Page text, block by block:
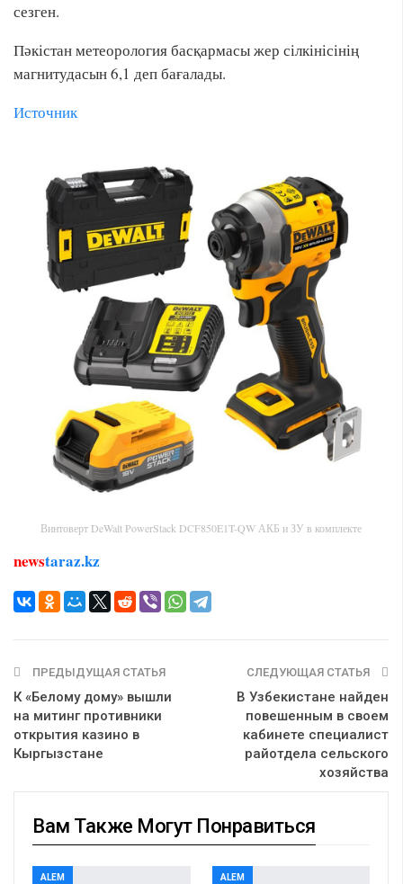
сезген.
Пәкістан метеорология басқармасы жер сілкінісінің
магнитудасын 6,1 деп бағалады.
Источник
Винтоверт DeWalt PowerStack DCF850E1T-QW АКБ и ЗУ в комплекте
newstaraz.kz
ПРЕДЫДУЩАЯ СТАТЬЯ
К «Белому дому» вышли
на митинг противники
открытия казино в
Кыргызстане
СЛЕДУЮЩАЯ СТАТЬЯ
В Узбекистане найден
повешенным в своем
кабинете специалист
райотдела сельского
хозяйства
Вам Также Могут Понравиться
ALEM ALEM